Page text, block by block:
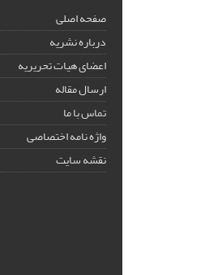
صفحه اصلی
درباره نشریه
اعضای هیات تحریریه
ارسال مقاله
تماس با ما
واژه نامه اختصاصی
نقشه سایت